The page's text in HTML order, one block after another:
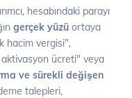
hesabındaki parayı
gerçek yüzü ortaya
hacim vergisi",
ücreti" veya
ve sürekli değişen
talepleri,